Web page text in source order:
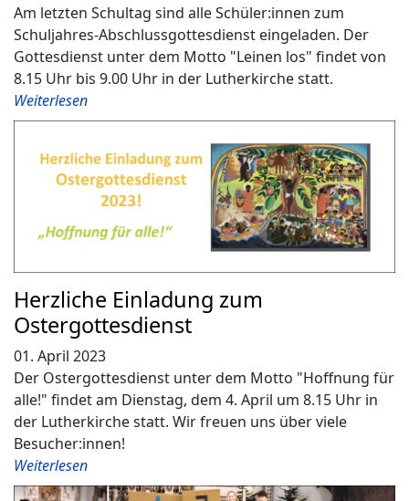
Am letzten Schultag sind alle Schüler:innen zum
Schuljahres-Abschlussgottesdienst eingeladen. Der
Gottesdienst unter dem Motto "Leinen los" findet von
8.15 Uhr bis 9.00 Uhr in der Lutherkirche statt.
Weiterlesen
Herzliche Einladung zum
Ostergottesdienst
01. April 2023
Der Ostergottesdienst unter dem Motto "Hoffnung für
alle!" findet am Dienstag, dem 4. April um 8.15 Uhr in
der Lutherkirche statt. Wir freuen uns über viele
Besucher:innen!
Weiterlesen